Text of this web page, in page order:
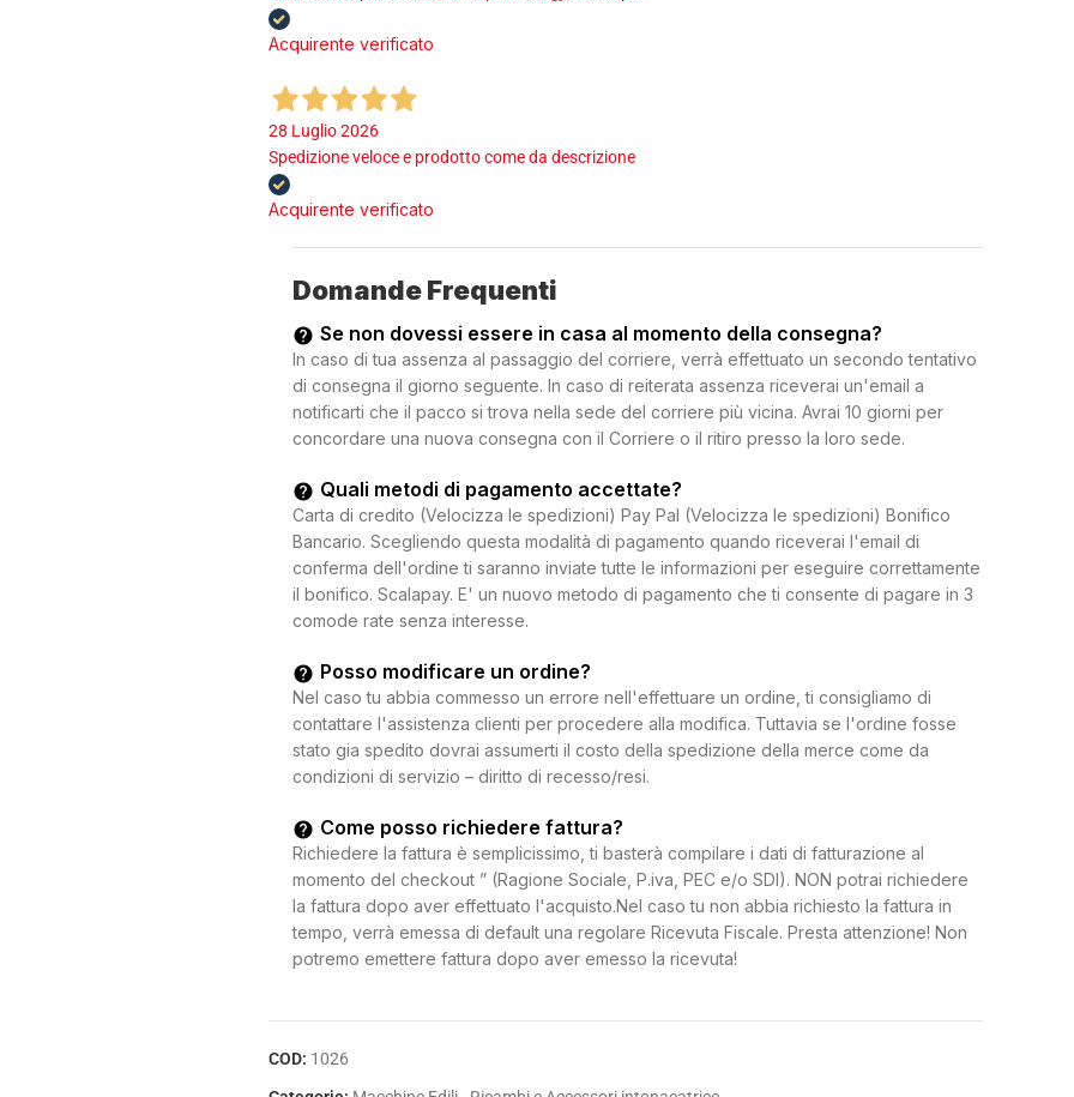
Acquirente verificato
28 Luglio 2026
Spedizione veloce e prodotto come da descrizione
Acquirente verificato
Domande Frequenti
Se non dovessi essere in casa al momento della consegna?
In caso di tua assenza al passaggio del corriere, verrà effettuato un secondo tentativo
di consegna il giorno seguente. In caso di reiterata assenza riceverai un'email a
notificarti che il pacco si trova nella sede del corriere più vicina. Avrai 10 giorni per
concordare una nuova consegna con il Corriere o il ritiro presso la loro sede.
Quali metodi di pagamento accettate?
Carta di credito (Velocizza le spedizioni) Pay Pal (Velocizza le spedizioni) Bonifico
Bancario. Scegliendo questa modalità di pagamento quando riceverai l'email di
conferma dell'ordine ti saranno inviate tutte le informazioni per eseguire correttamente
il bonifico. Scalapay. E' un nuovo metodo di pagamento che ti consente di pagare in 3
comode rate senza interesse.
Posso modificare un ordine?
Nel caso tu abbia commesso un errore nell'effettuare un ordine, ti consigliamo di
contattare l'assistenza clienti per procedere alla modifica. Tuttavia se l'ordine fosse
stato gia spedito dovrai assumerti il costo della spedizione della merce come da
condizioni di servizio – diritto di recesso/resi.
Come posso richiedere fattura?
Richiedere la fattura è semplicissimo, ti basterà compilare i dati di fatturazione al
momento del checkout ” (Ragione Sociale, P.iva, PEC e/o SDI). NON potrai richiedere
la fattura dopo aver effettuato l'acquisto.Nel caso tu non abbia richiesto la fattura in
tempo, verrà emessa di default una regolare Ricevuta Fiscale. Presta attenzione! Non
potremo emettere fattura dopo aver emesso la ricevuta!
COD: 1026